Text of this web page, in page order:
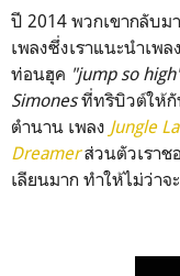
ปี 2014 พวกเขากลับม
เพลงซึ่งเราแนะนำเพลง
ท่อนฮุค "jump so
Simonesที่ทริบิวต์ให้
ตำนาน เพลง Jungle
Dreamerส่วนตัวเราช
เลียนมาก ทำให้ไม่ว่า